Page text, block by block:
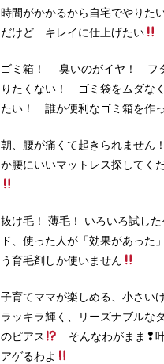
時間がかかるから自宅でやりた
だけど…キレイに仕上げたい
ゴミ箱！ 臭いのがイヤ！ フ
りたくない！ ゴミ袋をムダな
たい！ 誰か便利なゴミ箱を作
朝、腰が痛くて起きられませ
か腰にいいマットレス探してく
抜け毛！ 薄毛！ いろいろ試した
ド、使った人が「効果があった
う育毛剤しか使いません
子育てママが楽しめる、小さい
ラッキラ輝く、リーズナブルな
のピアス
そんなわがまま❢
アゲるわよ